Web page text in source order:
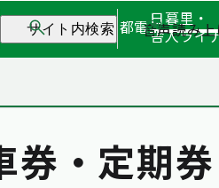
サイト内検索 音声読み
地下鉄 都営バス 都電日暮里・
舎人ライ
券・定期券